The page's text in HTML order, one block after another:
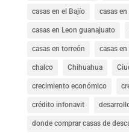
casas en el Bajío casas
casas en Leon guanajuato
casas en torreón casas en
chalco Chihuahua
crecimiento económico
crédito infonavit
donde comprar casas de